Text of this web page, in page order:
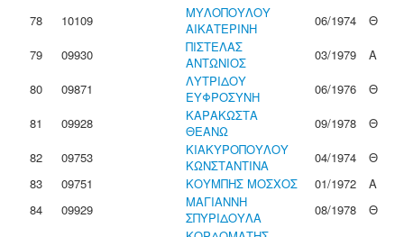
78
10109
ΜΥΛΟΠΟΥΛΟΥ
ΑΙΚΑΤΕΡΙΝΗ
06/1974
Θ
79
09930
ΠΙΣΤΕΛΑΣ
ΑΝΤΩΝΙΟΣ
03/1979
Α
80
09871
ΛΥΤΡΙΔΟΥ
ΕΥΦΡΟΣΥΝΗ
06/1976
Θ
81
09928
ΚΑΡΑΚΩΣΤΑ
ΘΕΑΝΩ
09/1978
Θ
82
09753
ΚΙΑΚΥΡΟΠΟΥΛΟΥ
ΚΩΝΣΤΑΝΤΙΝΑ
04/1974
Θ
83
09751 ΚΟΥΜΠΗΣ ΜΟΣΧΟΣ 01/1972
Α
84
09929
ΜΑΓΙΑΝΝΗ
ΣΠΥΡΙΔΟΥΛΑ
08/1978
Θ